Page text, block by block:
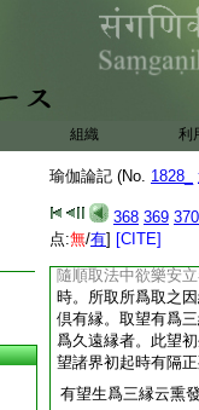
組織 利
瑜伽論記 (No. 1828_
368 369 370
点:無/有] [CITE]
行差別發果。亦得
起非正發業故此不
此中西方兩釋。一
況有漏善。若依此
倶故。此文總將無
惡有三縁善無倶縁
與識爲三縁者。由
縁。由行勢力令次
滅縁。由彼行種識
縁。受望愛爲三縁
倶有縁等。愛望取
隨順取法中欲樂安
時。所取所爲取之
倶有縁。取望有爲
爲久遠縁者。此望
望諸界初起時有隔
有望生爲三縁云熏